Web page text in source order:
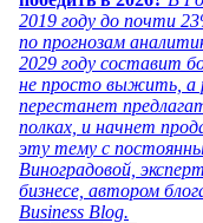
2019 году до почти
по прогнозам
2029 году составит
не просто выжить, а
перестанет
полках, и начнет
эту тему с
Виноградовой,
бизнесе, автором
Business Blog.